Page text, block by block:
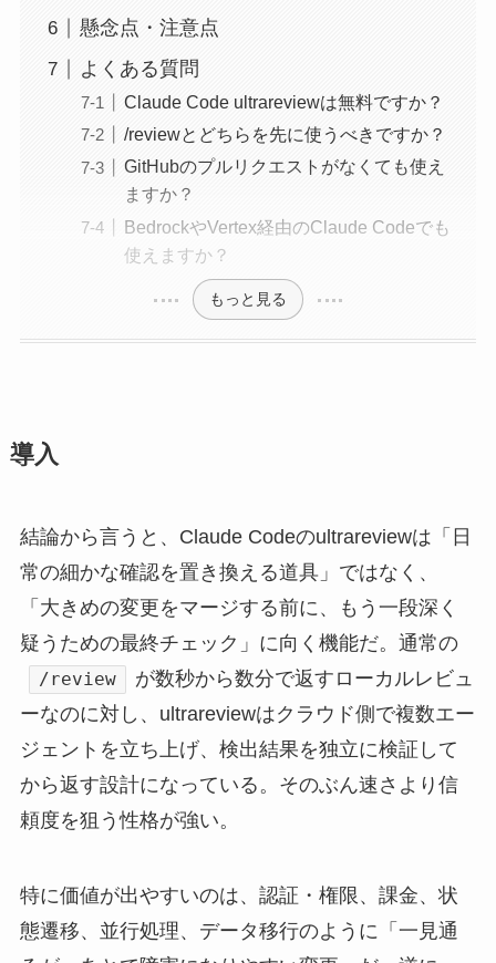
懸念点・注意点
よくある質問
Claude Code ultrareviewは無料ですか？
/reviewとどちらを先に使うべきですか？
GitHubのプルリクエストがなくても使え
ますか？
BedrockやVertex経由のClaude Codeでも
使えますか？
もっと見る
導入
結論から言うと、Claude Codeのultrareviewは「日
常の細かな確認を置き換える道具」ではなく、
「大きめの変更をマージする前に、もう一段深く
疑うための最終チェック」に向く機能だ。通常の
/review
が数秒から数分で返すローカルレビュ
ーなのに対し、ultrareviewはクラウド側で複数エー
ジェントを立ち上げ、検出結果を独立に検証して
から返す設計になっている。そのぶん速さより信
頼度を狙う性格が強い。
特に価値が出やすいのは、認証・権限、課金、状
態遷移、並行処理、データ移行のように「一見通